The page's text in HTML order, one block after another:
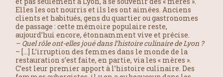
Elles les ont nourris et ils les ont aimées. Anciens
clients et habitués, gens du quartier ou gastronomes
de passage : cette mémoire populaire reste,
aujourd’hui encore, étonnamment vive et précise.
– Quel rôle ont-elles joué dans l’histoire culinaire de Lyon ?
– […] L’irruption des femmes dans le monde de la
restauration s’est faite, en partie, via les « mères ».
C’est leur premier apport à l’histoire culinaire. Des